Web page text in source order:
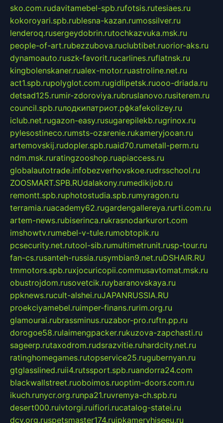
sko.com.rudavitamebel-spb.rufotsis.rutesiaes.ru
kokoroyari.spb.rublesna-kazan.rumossilver.ru
lenderoq.rusergeydobrin.rutochkazvuka.msk.ru
people-of-art.rubezzubova.ruclubtibet.ruorior-aks.ru
dynamoauto.ruszk-favorit.rucarlines.ruflatnsk.ru
kingbolenskaner.rualex-motor.ruastroline.net.ru
act1.spb.rupolyglot.com.rugidlipetsk.ruooo-driada.ru
detsad125.rumir-zdoroviya.rubruslanovo.rusiterem.ru
council.spb.ruлодкипатриот.рфkafekolizey.ru
iclub.net.rugazon-easy.rusugarepilekb.rugrinox.ru
pylesostineco.rumsts-ozarenie.rukameryjooan.ru
artemovskij.rudopler.spb.ruaid70.rumetall-perm.ru
ndm.msk.ruratingzooshop.ruapiaccess.ru
globalautotrade.infobezverhovskoe.rudrsschool.ru
ZOOSMART.SPB.RUdalakony.rumedikijob.ru
remontt.spb.ruphotostudia.spb.rumyragon.ru
terramia.ruacademy62.rugardengallereya.rurti.com.ru
artem-news.rubiserinca.rukrasnodarkurort.com
imshowtv.rumebel-v-tule.rumobtopik.ru
pcsecurity.net.rutool-sib.rumultimetrunit.rusp-tour.ru
fan-cs.rusanteh-russia.rusymbian9.net.ruDSHAIR.RU
tmmotors.spb.ruxjocuricopii.commusavtomat.msk.ru
obustrojdom.rusovetcik.ruybaranovskaya.ru
ppknews.rucult-alshei.ruJAPANRUSSIA.RU
proekciyamebel.ruimper-finans.rurim.org.ru
glamourai.rubrassminus.ruzabor-pro.ruftn.pp.ru
dorogoe58.rulaimengpacker.rukuzova-zapchasti.ru
sageerp.rutaxodrom.rudsrazvitie.ruhardcity.net.ru
ratinghomegames.rutopservice25.rugubernyan.ru
gtglasslined.ruii4.rutssport.spb.ruandorra24.com
blackwallstreet.ruoboimos.ruoptim-doors.com.ru
ikuch.runycr.org.runpa21.ruvremya-ch.spb.ru
desert000.ruivtorgi.ruifiori.rucatalog-statei.ru
dcv.org.ruspetsmaster174.ruipkameryhiseeu.ru